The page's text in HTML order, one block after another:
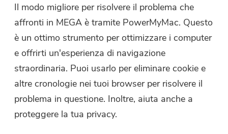
Il modo migliore per risolvere il problema che
affronti in MEGA è tramite PowerMyMac. Questo
è un ottimo strumento per ottimizzare i computer
e offrirti un'esperienza di navigazione
straordinaria. Puoi usarlo per eliminare cookie e
altre cronologie nei tuoi browser per risolvere il
problema in questione. Inoltre, aiuta anche a
proteggere la tua privacy.